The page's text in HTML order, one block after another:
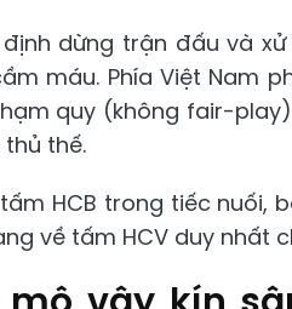
dừng trận đấu và
máu. Phía Việt Nam
quy (không fair-
thế.
HCB trong tiếc nuối,
về tấm HCV duy nhất